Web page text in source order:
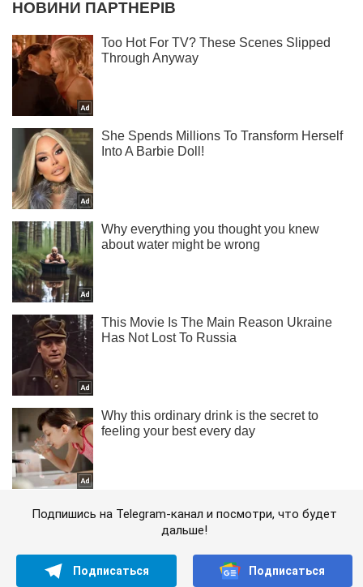
Подпишись на Telegram-канал и посмотри, что будет
дальше!
Подписаться Подписаться